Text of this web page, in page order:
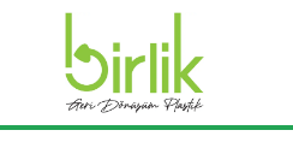
Post
navigation